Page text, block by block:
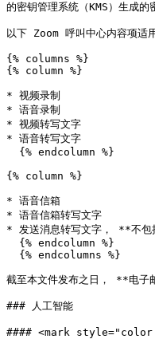
的密钥管理系统（KMS）生成
以下 Zoom 呼叫中心内容项适
{% columns %}
{% column %}
* 视频录制
* 语音录制
* 视频转写文字
* 语音转写文字
{% column %}
* 语音信箱
* 语音信箱转写文字
* 发送消息转写文字， **不包
截至本文件发布之日， **电
### 人工智能
#### <mark style="color: